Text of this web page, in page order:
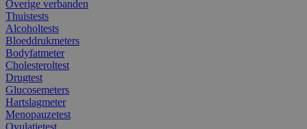
Overige verbanden
Thuistests
Alcoholtests
Bloeddrukmeters
Bodyfatmeter
Cholesteroltest
Drugtest
Glucosemeters
Hartslagmeter
Menopauzetest
Ovulatietest